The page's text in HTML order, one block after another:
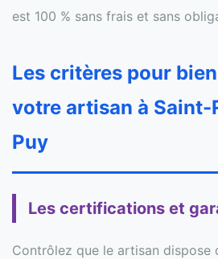
est 100 % sans frais et sans
Les critères pour
votre artisan à Saint-
Puy
Les certifications et
Contrôlez que le artisan dispose